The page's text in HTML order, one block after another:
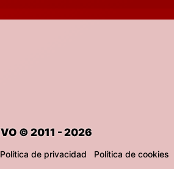
© 2011 - 2026
Política de privacidad Política de cookies